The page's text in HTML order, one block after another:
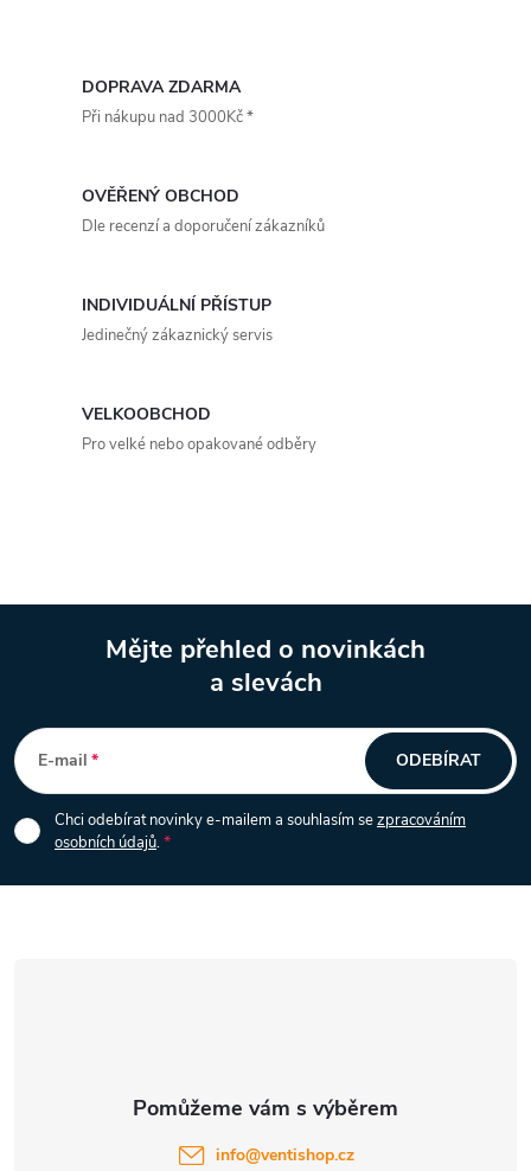
y
p
i
s
u
DOPRAVA ZDARMA
Při nákupu nad 3000Kč *
OVĚŘENÝ OBCHOD
Dle recenzí a doporučení zákazníků
INDIVIDUÁLNÍ PŘÍSTUP
Jedinečný zákaznický servis
VELKOOBCHOD
Pro velké nebo opakované odběry
á
p
a
Mějte přehled o novinkách
a slevách
E-mail
Chci odebírat novinky e-mailem a souhlasím sezpracováním
osobních údajů.
ODEBÍRAT
info@ventishop.cz